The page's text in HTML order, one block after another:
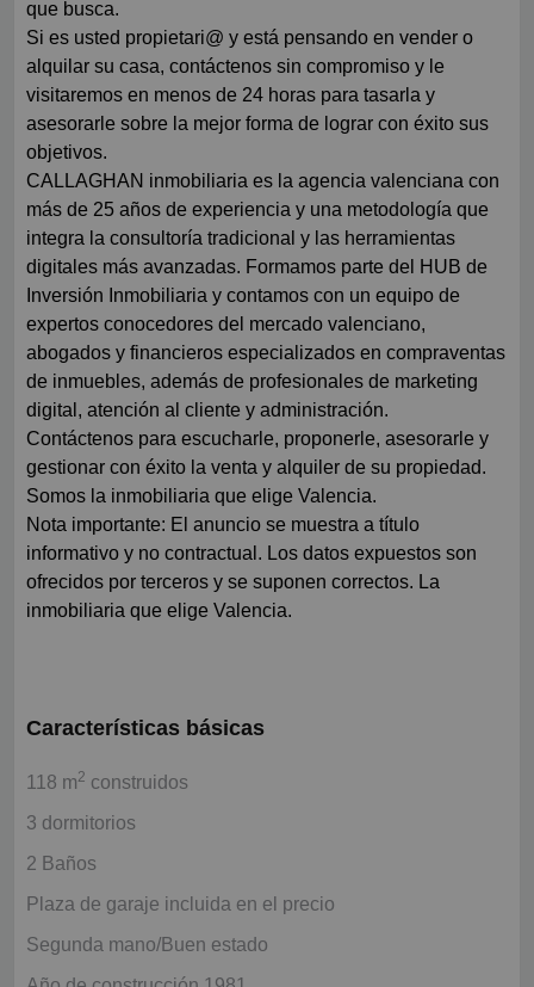
que busca.
Si es usted propietari@ y está pensando en vender o
alquilar su casa, contáctenos sin compromiso y le
visitaremos en menos de 24 horas para tasarla y
asesorarle sobre la mejor forma de lograr con éxito sus
objetivos.
CALLAGHAN inmobiliaria es la agencia valenciana con
más de 25 años de experiencia y una metodología que
integra la consultoría tradicional y las herramientas
digitales más avanzadas. Formamos parte del HUB de
Inversión Inmobiliaria y contamos con un equipo de
expertos conocedores del mercado valenciano,
abogados y financieros especializados en compraventas
de inmuebles, además de profesionales de marketing
digital, atención al cliente y administración.
Contáctenos para escucharle, proponerle, asesorarle y
gestionar con éxito la venta y alquiler de su propiedad.
Somos la inmobiliaria que elige Valencia.
Nota importante: El anuncio se muestra a título
informativo y no contractual. Los datos expuestos son
ofrecidos por terceros y se suponen correctos. La
inmobiliaria que elige Valencia.
Características básicas
118 m2 construidos
3 dormitorios
2 Baños
Plaza de garaje incluida en el precio
Segunda mano/Buen estado